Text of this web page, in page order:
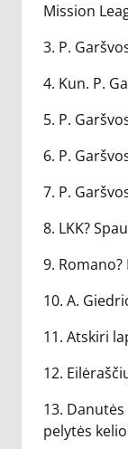
Mission
3. P.
4. Kun. P.
5. P.
6. P.
7. P.
8. LKK?
9.
10. A.
11. Atskiri
12.
13.
pelytės